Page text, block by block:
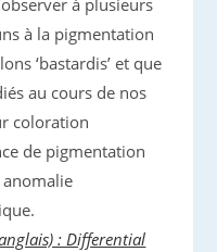
à la pigmentation
‘bastardis’ et que
au cours de nos
coloration
de pigmentation
anomalie
: Differential